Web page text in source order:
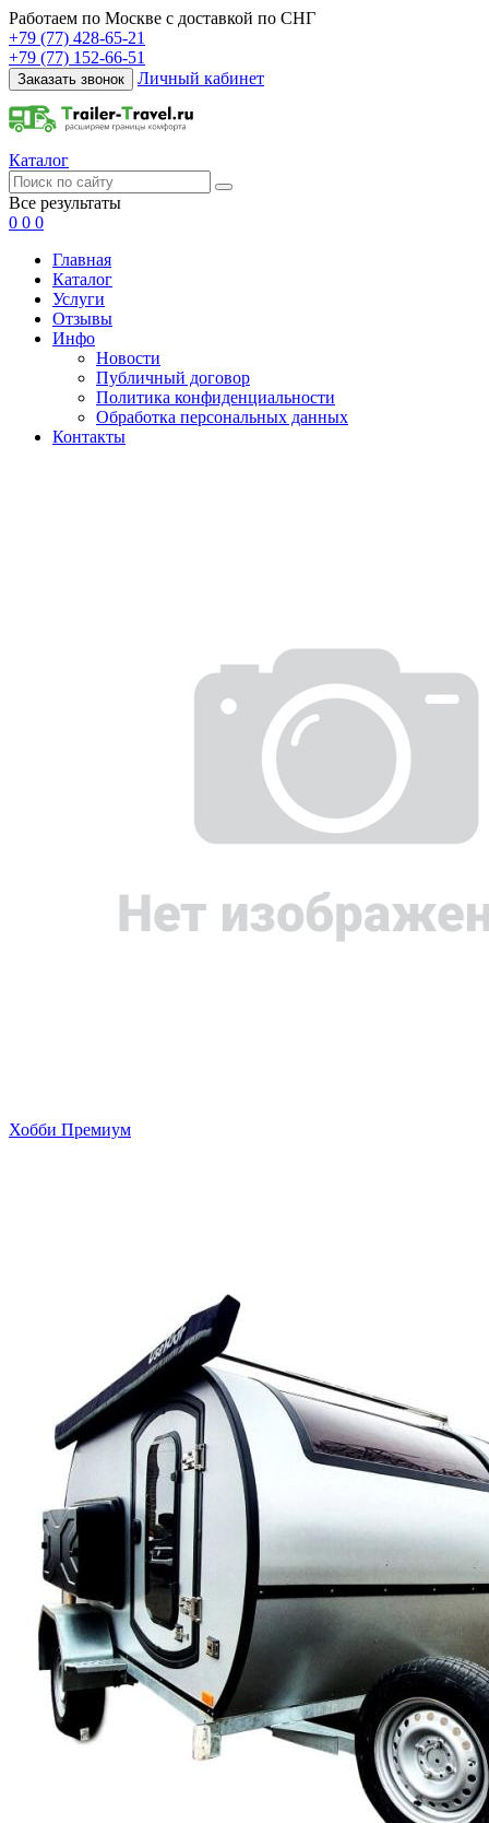
Работаем по Москве с доставкой по СНГ
+79 (77) 428-65-21
+79 (77) 152-66-51
Заказать звонок Личный кабинет
Каталог
Все результаты
0 0 0
Главная
Каталог
Услуги
Отзывы
Инфо
Новости
Публичный договор
Политика конфиденциальности
Обработка персональных данных
Контакты
Хобби Премиум